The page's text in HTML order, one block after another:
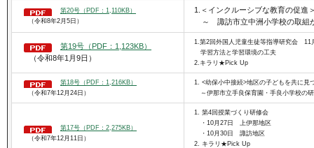
第20号（PDF：1,110KB）
（令和8年2月5日）
1.＜インクルーシブな教育の促進
～ 諏訪市立中洲小学校の取
第19号（PDF：1,123KB）
（令和8年1月9日）
1.第2回外国人児童生徒等指導研究会 11
学習方法と学習環境の工夫
2.キラリ★Pick Up
第18号（PDF：1,216KB）
（令和7年12月24日）
1. <幼保小中接続>地区の子どもを共に見
～伊那市立手良保育園・手良小学校の
第17号（PDF：2,275KB）
（令和7年12月11日）
1. 第4回授業づくり研修会
・10月27日 上伊那地区
・10月30日 諏訪地区
2. キラリ★Pick Up